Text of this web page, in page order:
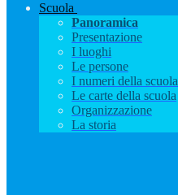
Scuola
Panoramica
Presentazione
I luoghi
Le persone
I numeri della scuola
Le carte della scuola
Organizzazione
La storia